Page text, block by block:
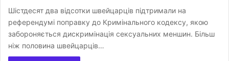
Шістдесят два відсотки швейцарців підтримали на
референдумі поправку до Кримінального кодексу, якою
забороняється дискримінація сексуальних меншин. Більш
ніж половина швейцарців…